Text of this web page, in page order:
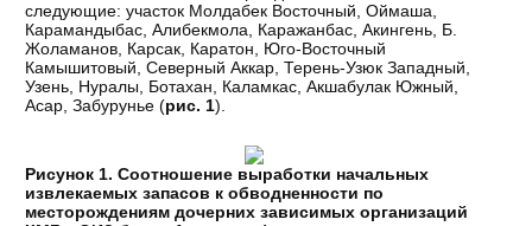
следующие: участок Молдабек Восточный, Оймаша,
Карамандыбас, Алибекмола, Каражанбас, Акингень, Б.
Жоламанов, Карсак, Каратон, Юго-Восточный
Камышитовый, Северный Аккар, Терень-Узюк Западный,
Узень, Нуралы, Ботахан, Каламкас, Акшабулак Южный,
Асар, Забурунье (рис. 1).
Рисунок 1. Соотношение выработки начальных
извлекаемых запасов к обводненности по
месторождениям дочерних зависимых организаций